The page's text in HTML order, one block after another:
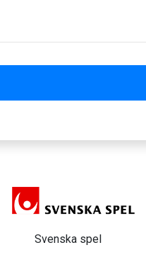
Länsförsäkringar Göinge-
Kristianstad